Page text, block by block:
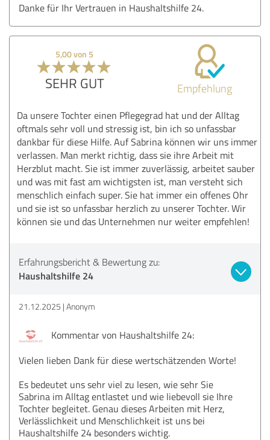
Danke für Ihr Vertrauen in Haushaltshilfe 24.
5,00 von 5
SEHR GUT Empfehlung
Da unsere Tochter einen Pflegegrad hat und der Alltag
oftmals sehr voll und stressig ist, bin ich so unfassbar
dankbar für diese Hilfe. Auf Sabrina können wir uns immer
verlassen. Man merkt richtig, dass sie ihre Arbeit mit
Herzblut macht. Sie ist immer zuverlässig, arbeitet sauber
und was mit fast am wichtigsten ist, man versteht sich
menschlich einfach super. Sie hat immer ein offenes Ohr
und sie ist so unfassbar herzlich zu unserer Tochter. Wir
können sie und das Unternehmen nur weiter empfehlen!
Erfahrungsbericht & Bewertung zu:
Haushaltshilfe 24
21.12.2025 Anonym
Kommentar von Haushaltshilfe 24:
Vielen lieben Dank für diese wertschätzenden Worte!
Es bedeutet uns sehr viel zu lesen, wie sehr Sie
Sabrina im Alltag entlastet und wie liebevoll sie Ihre
Tochter begleitet. Genau dieses Arbeiten mit Herz,
Verlässlichkeit und Menschlichkeit ist uns bei
Haushaltshilfe 24 besonders wichtig.